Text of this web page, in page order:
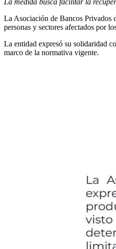
La Asociación de Bancos Privados
personas y sectores afectados por
La entidad expresó su solidaridad
marco de la normativa vigente.